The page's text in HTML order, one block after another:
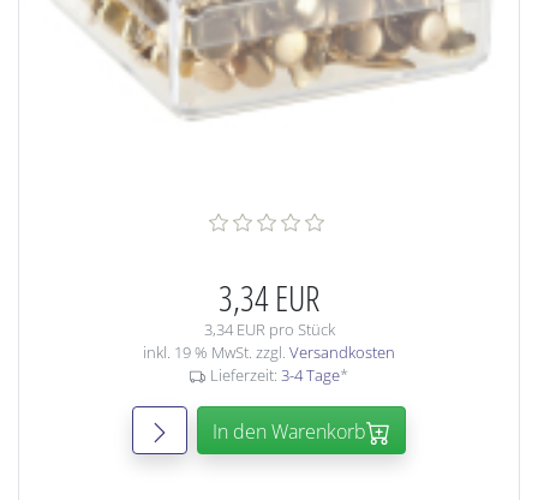
3,34 EUR
3,34 EUR pro Stück
inkl. 19 % MwSt. zzgl. Versandkosten
Lieferzeit: 3-4 Tage*
In den Warenkorb